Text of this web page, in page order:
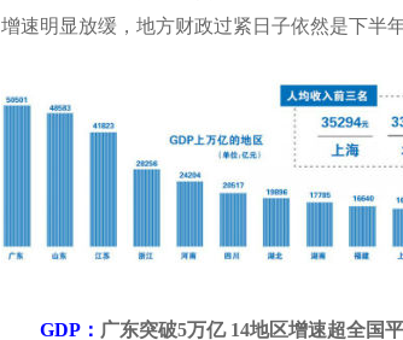
增速明显放缓，地方财政过紧日子依然是下半年
GDP： 广东突破5万亿 14地区增速超全国